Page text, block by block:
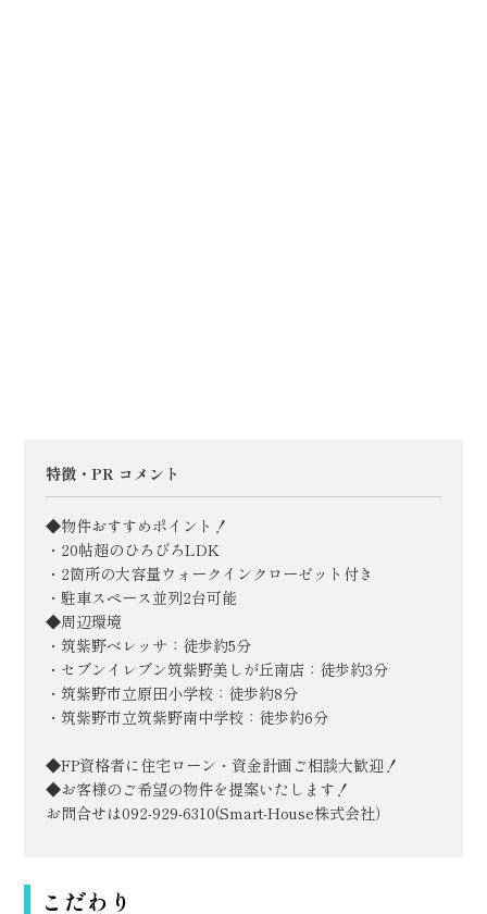
特徴・PR コメント
◆物件おすすめポイント！
・20帖超のひろびろLDK
・2箇所の大容量ウォークインクローゼット付き
・駐車スペース並列2台可能
◆周辺環境
・筑紫野ベレッサ：徒歩約5分
・セブンイレブン筑紫野美しが丘南店：徒歩約3分
・筑紫野市立原田小学校：徒歩約8分
・筑紫野市立筑紫野南中学校：徒歩約6分
◆FP資格者に住宅ローン・資金計画ご相談大歓迎！
◆お客様のご希望の物件を提案いたします！
お問合せは092-929-6310(Smart-House株式会社）
こだわり